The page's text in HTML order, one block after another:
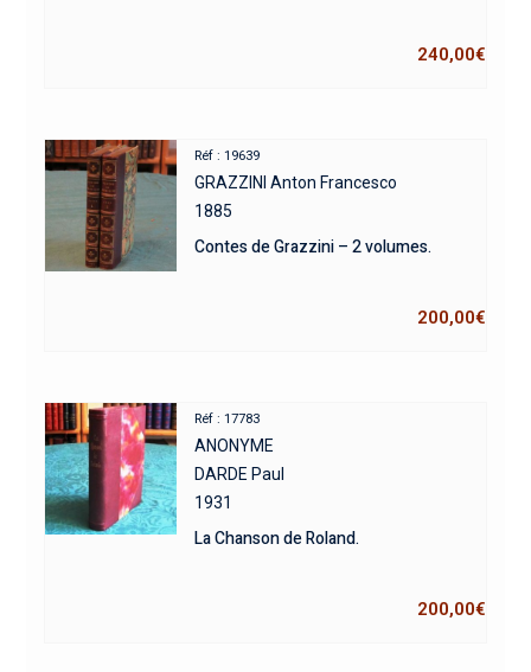
240,00€
Réf : 19639
GRAZZINI Anton Francesco
1885
Contes de Grazzini – 2 volumes.
200,00€
Réf : 17783
ANONYME
DARDE Paul
1931
La Chanson de Roland.
200,00€